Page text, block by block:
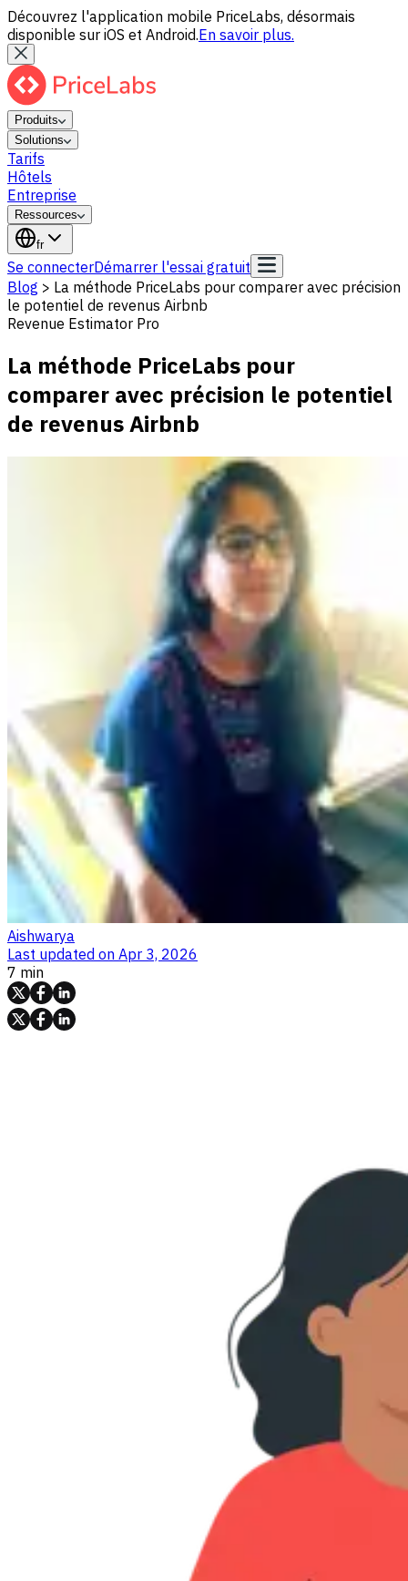
Découvrez l'application mobile PriceLabs, désormais
disponible sur iOS et Android.En savoir plus.
Produits
Solutions
Tarifs
Hôtels
Entreprise
Ressources
fr
Se connecterDémarrer l'essai gratuit
Blog > La méthode PriceLabs pour comparer avec précision
le potentiel de revenus Airbnb
Revenue Estimator Pro
La méthode PriceLabs pour
comparer avec précision le potentiel
de revenus Airbnb
Aishwarya
Last updated on Apr 3, 2026
7 min